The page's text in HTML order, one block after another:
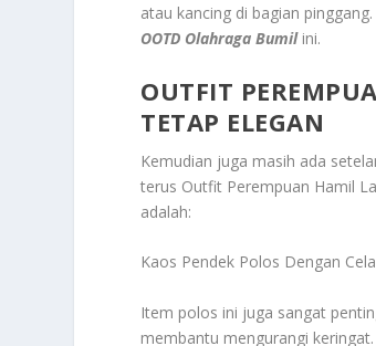
atau kancing di bagian
OOTD Olahraga Bumilini.
OUTFIT
TETAP ELEGAN
Kemudian juga masih ada
terus Outfit Perempuan Hamil
adalah:
Kaos Pendek Polos Dengan
Item polos ini juga sangat
membantu mengurangi